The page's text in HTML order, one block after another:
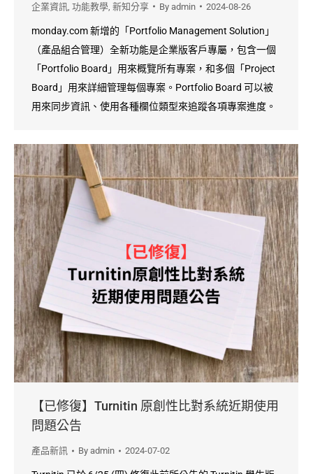
企業資訊 功能教學 新知分享 By admin 2024-08-26
monday.com 新增的「Portfolio Management Solution」
（產品組合管理）全新功能是企業版客戶專屬，包含一個
「Portfolio Board」用來概覽所有專案，和多個「Project
Board」用來詳細管理每個專案。Portfolio Board 可以被
用來同步資訊、使用各種欄位類型來追蹤各項專案進度。
【已修復】Turnitin 原創性比對系統近期使用
問題公告
產品新訊 By admin 2024-07-02